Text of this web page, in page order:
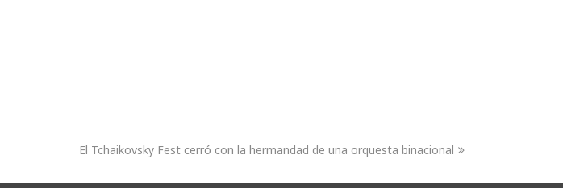
El Tchaikovsky Fest cerró con la hermandad de una orquesta binacional